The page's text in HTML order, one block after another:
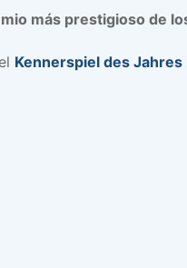
más prestigioso de
Kennerspiel des Jahres